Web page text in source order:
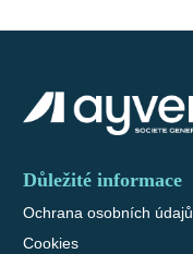
Důležité informace
Ochrana osobních údajů
Cookies